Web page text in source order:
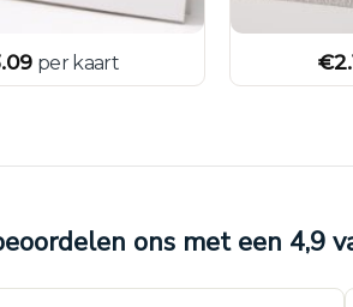
per kaart €
ons met een 4,9